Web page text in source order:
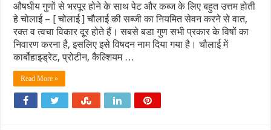
औषधीय गुणों से भरपूर होने के साथ पेट और कब्ज के लिए बहुत उत्तम होती
हे चोलाई – [ चोलाई ] चौलाई की सब्जी का नियमित सेवन करने से वात,
रक्त व त्वचा विकार दूर होते हैं। सबसे बडा गुण सभी प्रकार के विषों का
निवारण करना है, इसलिए इसे विषदन नाम दिया गया है। चौलाई में
कार्बोहाइड्रेट, प्रोटीन, कैल्शियम …
Read More »